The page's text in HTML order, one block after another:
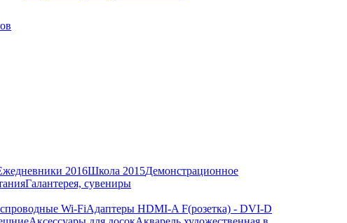
2016Школа 2015Демонстрационное
Галантерея, сувениры
Wi-FiАдаптеры HDMI-A F(розетка) - DVI-D